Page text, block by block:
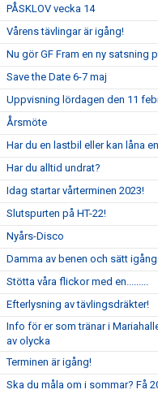
PÅSKLOV vecka 14
Vårens tävlingar är igång!
Nu gör GF Fram en ny satsning
Save the Date 6-7 maj
Uppvisning lördagen den 11
Årsmöte
Har du en lastbil eller kan låna
Har du alltid undrat?
Idag startar vårterminen 2023!
Slutspurten på HT-22!
Nyårs-Disco
Damma av benen och sätt igång
Stötta våra flickor med en.........
Efterlysning av tävlingsdräkter!
Info för er som tränar i
av olycka
Terminen är igång!
Ska du måla om i sommar? Få